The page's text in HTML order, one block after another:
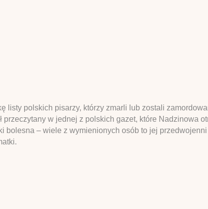
listy polskich pisarzy, którzy zmarli lub zostali
przeczytany w jednej z polskich gazet, które Nadzinowa
bolesna – wiele z wymienionych osób to jej